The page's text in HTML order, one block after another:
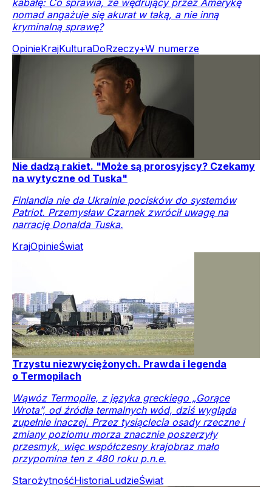
nomad angażuje się akurat w taką, a nie inną
kryminalną sprawę?
OpinieKrajKulturaDoRzeczy+W numerze
Nie dadzą rakiet. "Może są prorosyjscy? Czekamy
na wytyczne od Tuska"
Finlandia nie da Ukrainie pocisków do systemów
Patriot. Przemysław Czarnek zwrócił uwagę na
narrację Donalda Tuska.
KrajOpinieŚwiat
Trzystu niezwyciężonych. Prawda i legenda
o Termopilach
Wąwóz Termopile, z języka greckiego „Gorące
Wrota”, od źródła termalnych wód, dziś wygląda
zupełnie inaczej. Przez tysiąclecia osady rzeczne i
zmiany poziomu morza znacznie poszerzyły
przesmyk, więc współczesny krajobraz mało
przypomina ten z 480 roku p.n.e.
StarożytnośćHistoriaLudzieŚwiat